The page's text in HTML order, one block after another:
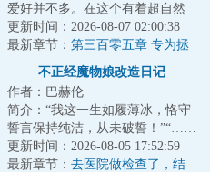
爱好并不多。在这个有着超自然
力量的平行世界，没有系统，也
没有觉醒超能力...
更新时间：2026-08-07 02:00:38
最新章节： 第三百零五章 专为拯
救世界的组织——迦勒底
不正经魔物娘改造日记
作者：巴赫伦
简介：“我这一生如履薄冰，恪守
誓言保持纯洁，从未破誓！”“……
你问她们是怎么回事？”“嗨！”“圣
骑...
更新时间：2026-08-05 17:52:59
最新章节： 去医院做检查了，结